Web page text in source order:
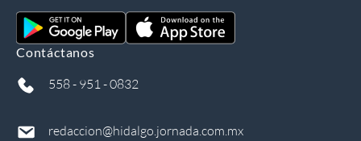
Contáctanos
558 - 951 - 0832
redaccion@hidalgo.jornada.com.mx